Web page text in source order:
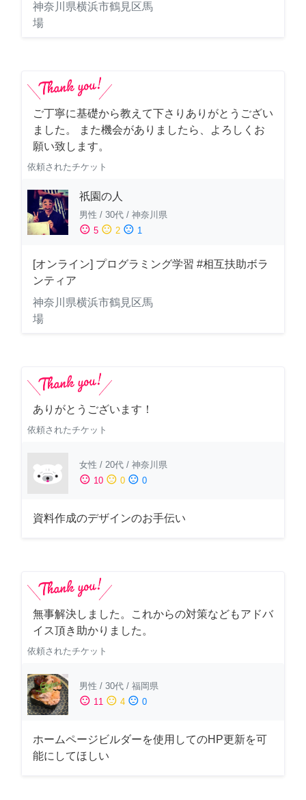
神奈川県横浜市鶴見区馬
場
ご丁寧に基礎から教えて下さりありがとうござい
ました。 また機会がありましたら、よろしくお
願い致します。
依頼されたチケット
祇園の人
男性 / 30代 / 神奈川県
sentiment_satisfied 5 sentiment_neutral 2 sentiment_dissatisfied 1
[オンライン] プログラミング学習 #相互扶助ボラ
ンティア
神奈川県横浜市鶴見区馬
場
ありがとうございます！
依頼されたチケット
女性 / 20代 / 神奈川県
sentiment_satisfied 10 sentiment_neutral 0 sentiment_dissatisfied 0
資料作成のデザインのお手伝い
無事解決しました。これからの対策などもアドバ
イス頂き助かりました。
依頼されたチケット
男性 / 30代 / 福岡県
sentiment_satisfied 11 sentiment_neutral 4 sentiment_dissatisfied 0
ホームページビルダーを使用してのHP更新を可
能にしてほしい